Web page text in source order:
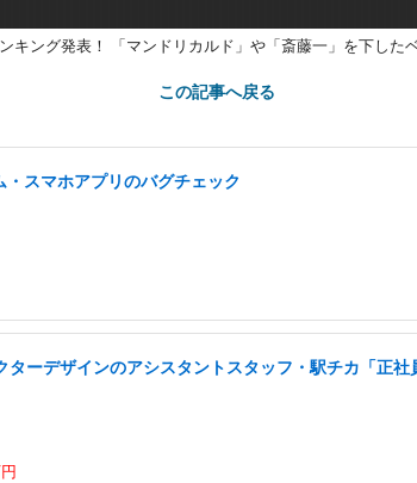
キング発表！ 「マンドリカルド」や「斎藤一」を下した
この記事へ戻る
スマホアプリのバグチェック
ターデザインのアシスタントスタッフ・駅チカ「正